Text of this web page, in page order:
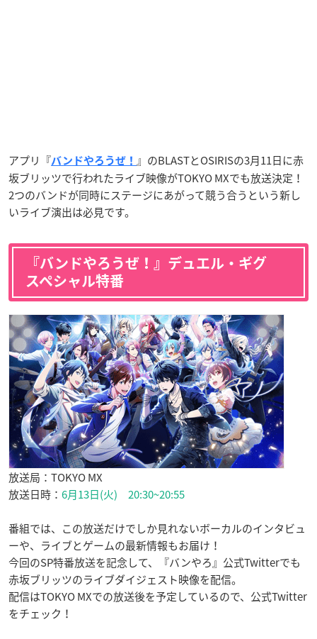
アプリ『バンドやろうぜ！ 』のBLASTとOSIRISの3月11日に赤
坂ブリッツで行われたライブ映像がTOKYO MXでも放送決定！
2つのバンドが同時にステージにあがって競う合うという新し
いライブ演出は必見です。
『バンドやろうぜ！』デュエル・ギグ
スペシャル特番
放送局：TOKYO MX
放送日時： 6月13日(火) 20:30~20:55
番組では、この放送だけでしか見れないボーカルのインタビュ
ーや、ライブとゲームの最新情報もお届け！
今回のSP特番放送を記念して、『バンやろ』公式Twitterでも
赤坂ブリッツのライブダイジェスト映像を配信。
配信はTOKYO MXでの放送後を予定しているので、公式Twitter
をチェック！